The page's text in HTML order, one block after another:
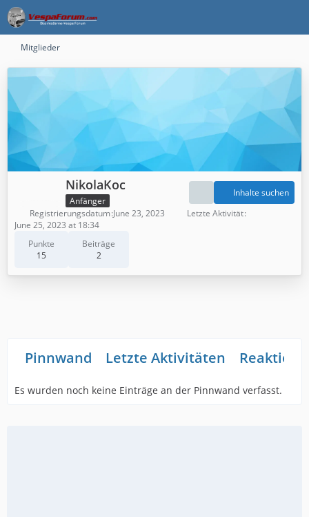
Mitglieder
NikolaKoc
Anfänger
Punkte
15
Beiträge
2
Inhalte suchen
Registrierungsdatum June 23, 2023
Letzte Aktivität
June 25, 2023 at 18:34
Pinnwand Letzte Aktivitäten
Es wurden noch keine Einträge an der Pinnwand verfasst.